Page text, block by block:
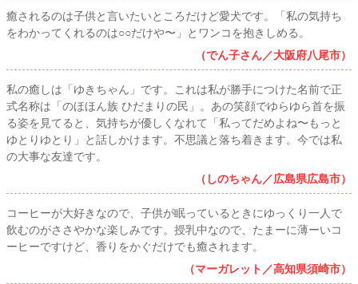
癒されるのは子供と言いたいところだけど愛犬です。「私の気持ち
をわかってくれるのは○○だけや〜」とワンコを抱きしめる。
（でん子さん／大阪府八尾市）
私の癒しは「ゆきちゃん」です。これは私が勝手につけた名前で正
式名称は「のほほん族 ひだまりの民」。あの笑顔でゆらゆら首を振
る姿を見てると、気持ちが優しくなれて「私ってだめよね〜もっと
ゆとりゆとり」と話しかけます。不思議と落ち着きます。今では私
の大事な友達です。
（しのちゃん／広島県広島市）
コーヒーが大好きなので、子供が眠っているときにゆっくり一人で
飲むのがささやかな楽しみです。授乳中なので、たまーに薄ーいコ
ーヒーですけど、香りをかぐだけでも癒されます。
（マーガレット／高知県須崎市）